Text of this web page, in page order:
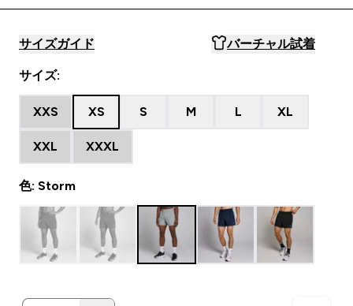
サイズガイド バーチャル試着
サイズ:
XXS XS S M L XL
XXL XXXL
色: Storm